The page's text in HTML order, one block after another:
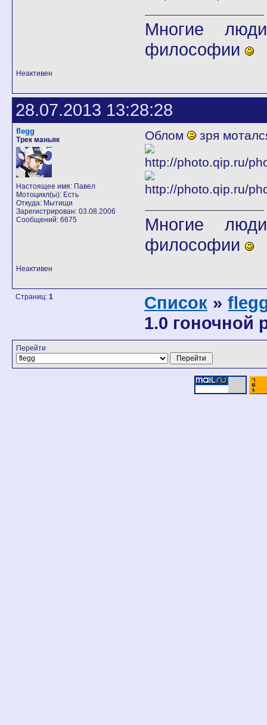
Многие
философии
Неактивен
28.07.2013 13:28:28
flegg
Трек маньяк
Настоящее имя: Павел
Мотоцикл(ы): Есть
Откуда: Мытищи
Зарегистрирован: 03.08.2006
Сообщений: 6675
Облом зря
Многие
философии
Неактивен
Страниц: 1 Список »
1.0 гоночной
Перейти